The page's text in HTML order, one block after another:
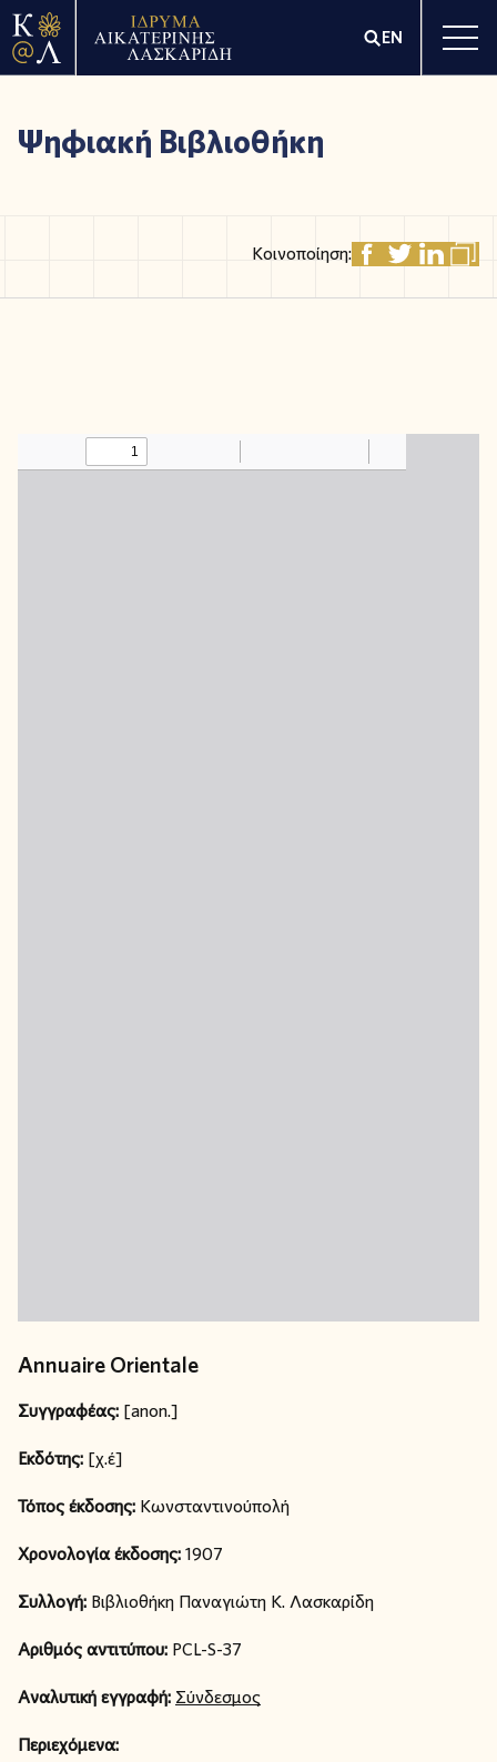
EN
Ψηφιακή Βιβλιοθήκη
Κοινοποίηση:
Annuaire Orientale
Συγγραφέας: [anon.]
Εκδότης: [χ.έ]
Τόπος έκδοσης: Κωνσταντινούπολή
Χρονολογία έκδοσης:1907
Συλλογή: Βιβλιοθήκη Παναγιώτη Κ. Λασκαρίδη
Αριθμός αντιτύπου: PCL-S-37
Αναλυτική εγγραφή: Σύνδεσμος
Περιεχόμενα: